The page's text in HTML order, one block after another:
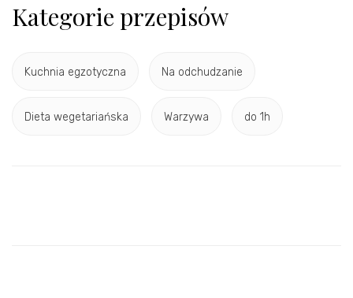
Kategorie przepisów
Kuchnia egzotyczna Na odchudzanie
Dieta wegetariańska Warzywa do 1h